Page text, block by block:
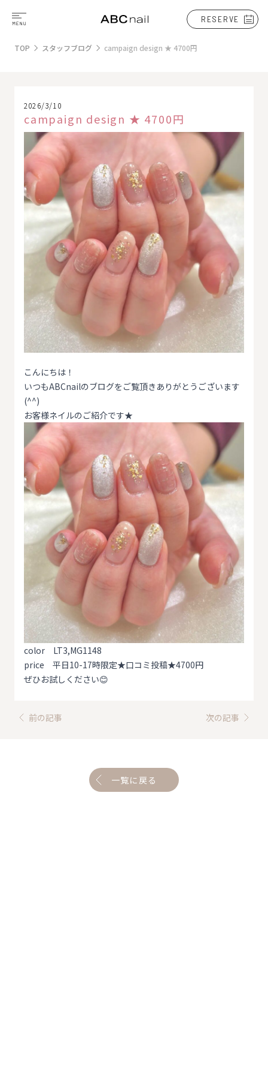
RESERVE
TOP スタッフブログ campaign design ★ 4700円
2026/3/10
campaign design ★ 4700円
こんにちは！
いつもABCnailのブログをご覧頂きありがとうございます
(^^)
お客様ネイルのご紹介です★
color LT3,MG1148
price 平日10-17時限定★口コミ投稿★4700円
ぜひお試しください😊
前の記事 次の記事
一覧に戻る